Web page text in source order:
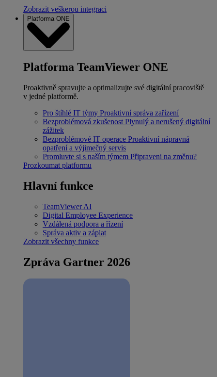
Zobrazit veškerou integraci
Platforma ONE
Platforma TeamViewer ONE
Proaktivně spravujte a optimalizujte své digitální pracoviště
v jedné platformě.
Pro štíhlé IT týmy Proaktivní správa zařízení
Bezproblémová zkušenost Plynulý a nerušený digitální
zážitek
Bezproblémové IT operace Proaktivní nápravná
opatření a výjimečný servis
Promluvte si s naším týmem Připraveni na změnu?
Prozkoumat platformu
Hlavní funkce
TeamViewer AI
Digital Employee Experience
Vzdálená podpora a řízení
Správa aktiv a záplat
Zobrazit všechny funkce
Zpráva Gartner 2026